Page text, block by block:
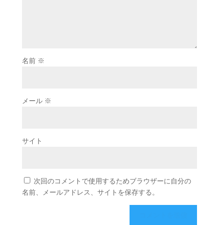
名前 ※
メール ※
サイト
次回のコメントで使用するためブラウザーに自分の
名前、メールアドレス、サイトを保存する。